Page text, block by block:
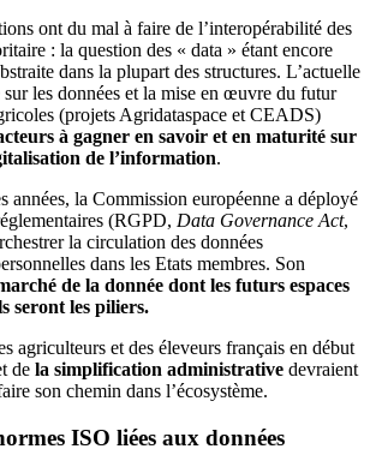
ont du mal à faire de l’interopérabilité des
: la question des « data » étant encore
dans la plupart des structures. L’actuelle
sur les données et la mise en œuvre du futur
(projets Agridataspace et CEADS)
à gagner en savoir et en maturité sur
de l’information.
années, la Commission européenne a déployé
(RGPD, Data Governance Act,
la circulation des données
dans les Etats membres. Son
de la donnée dont les futurs espaces
seront les piliers.
agriculteurs et des éleveurs français en début
de la simplification administrative devraient
son chemin dans l’écosystème.
ISO liées aux données